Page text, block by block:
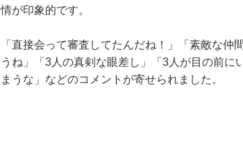
が印象的です。
直接会って審査してたんだね！」「素敵な仲
ね」「3人の真剣な眼差し」「3人が目の前に
うな」などのコメントが寄せられました。